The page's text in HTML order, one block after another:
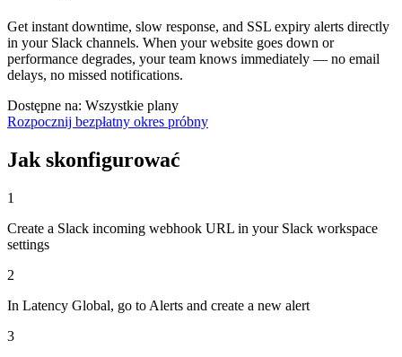
Get instant downtime, slow response, and SSL expiry alerts directly
in your Slack channels. When your website goes down or
performance degrades, your team knows immediately — no email
delays, no missed notifications.
Dostępne na: Wszystkie plany
Rozpocznij bezpłatny okres próbny
Jak skonfigurować
1
Create a Slack incoming webhook URL in your Slack workspace
settings
2
In Latency Global, go to Alerts and create a new alert
3